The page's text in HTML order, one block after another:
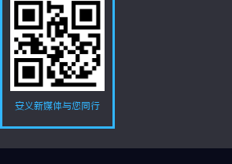
安义新媒体与您同行